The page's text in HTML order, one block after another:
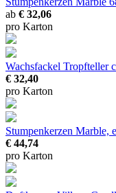
ab € 32,06
pro Karton
Wachsfackel Tropfteller
€ 32,40
pro Karton
Stumpenkerzen
€ 44,74
pro Karton